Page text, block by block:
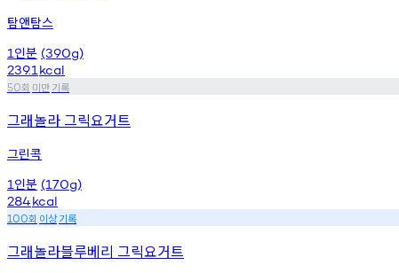
탐앤탐스
1 인분 (390g)
239.1 kcal
50회 미만기록
그래놀라 그릭요거트
그린콕
1 인분 (170g)
284kcal
100회 이상기록
그래놀라블루베리 그릭요거트